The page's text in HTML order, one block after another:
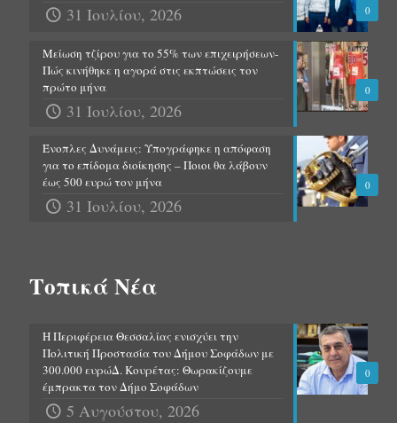
0
31 Ιουλίου, 2026
0
Μείωση τζίρου για το 55% των επιχειρήσεων-
Πώς κινήθηκε η αγορά στις εκπτώσεις τον
πρώτο μήνα
31 Ιουλίου, 2026
0
Ένοπλες Δυνάμεις: Υπογράφηκε η απόφαση
για το επίδομα διοίκησης – Ποιοι θα λάβουν
έως 500 ευρώ τον μήνα
31 Ιουλίου, 2026
Τοπικά Νέα
0
Η Περιφέρεια Θεσσαλίας ενισχύει την
Πολιτική Προστασία του Δήμου Σοφάδων με
300.000 ευρώΔ. Κουρέτας: Θωρακίζουμε
έμπρακτα τον Δήμο Σοφάδων
5 Αυγούστου, 2026